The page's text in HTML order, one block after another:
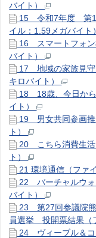
バイト）
15 令和7年度 第
イル：1.59メガバイ
16 スマートフォ
バイト）
17 地域の家族見守
キロバイト）
18 18歳、今日から
イト）
19 男女共同参画推
ト）
20 こちら消費生活
ト）
21 環境通信（ファ
22 バーチャルウォ
バイト）
23 第27回参議院
員選挙 投開票結果（
24 ヴィーブル＆コ